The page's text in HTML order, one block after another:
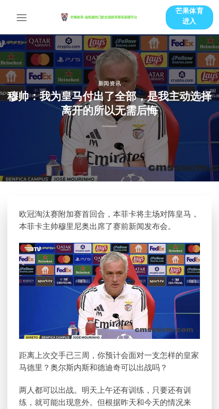
容
芒果体育
进入
新闻资讯
穆帅：我为皇马付出了全部，是我主动选择
离开的所以无需后悔
欧冠淘汰赛附加赛首回合，本菲卡将主场对阵皇马，
本菲卡主帅穆里尼奥出席了赛前新闻发布会。
距离上次交手已三周，你预计会面对一支怎样的皇家
马德里？奥尔斯内斯和德迪奇可以出战吗？
两人都可以出战。明天上午还有训练，只要还有训
练，就可能出现意外。但根据昨天和今天的情况来